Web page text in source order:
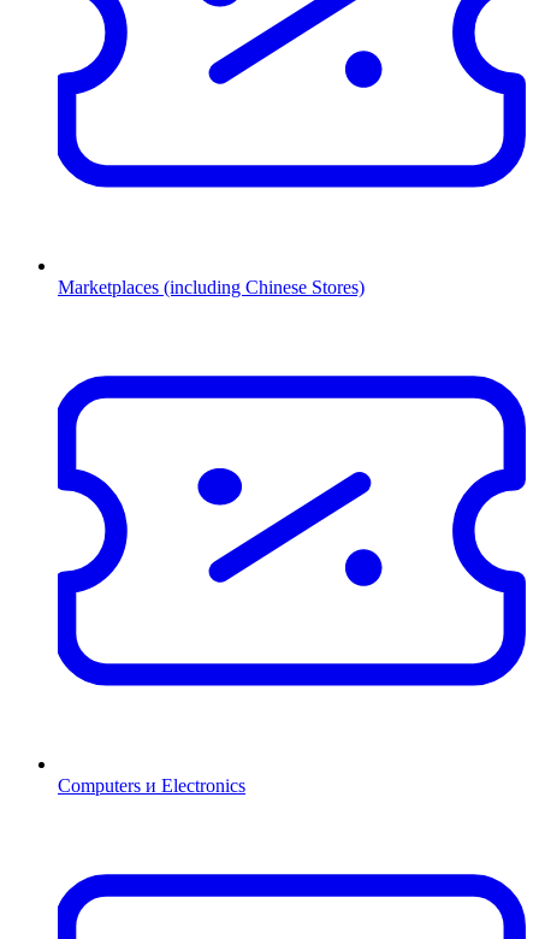
Marketplaces (including Chinese Stores)
Computers и Electronics